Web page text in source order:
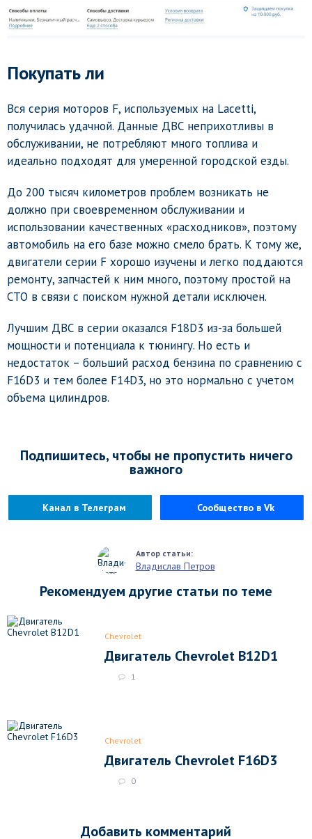
Покупать ли
Вся серия моторов F, используемых на Lacetti,
получилась удачной. Данные ДВС неприхотливы в
обслуживании, не потребляют много топлива и
идеально подходят для умеренной городской езды.
До 200 тысяч километров проблем возникать не
должно при своевременном обслуживании и
использовании качественных «расходников», поэтому
автомобиль на его базе можно смело брать. К тому же,
двигатели серии F хорошо изучены и легко поддаются
ремонту, запчастей к ним много, поэтому простой на
СТО в связи с поиском нужной детали исключен.
Лучшим ДВС в серии оказался F18D3 из-за большей
мощности и потенциала к тюнингу. Но есть и
недостаток – больший расход бензина по сравнению с
F16D3 и тем более F14D3, но это нормально с учетом
объема цилиндров.
Подпишитесь, чтобы не пропустить ничего
важного
Канал в Телеграм Сообщество в Vk
Владислав Петров
Рекомендуем другие статьи по теме
Chevrolet
Двигатель Chevrolet B12D1
1
Chevrolet
Двигатель Chevrolet F16D3
0
Добавить комментарий